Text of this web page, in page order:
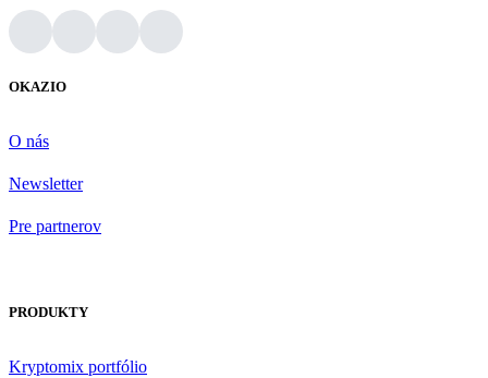
OKAZIO
O nás
Newsletter
Pre partnerov
PRODUKTY
Kryptomix portfólio